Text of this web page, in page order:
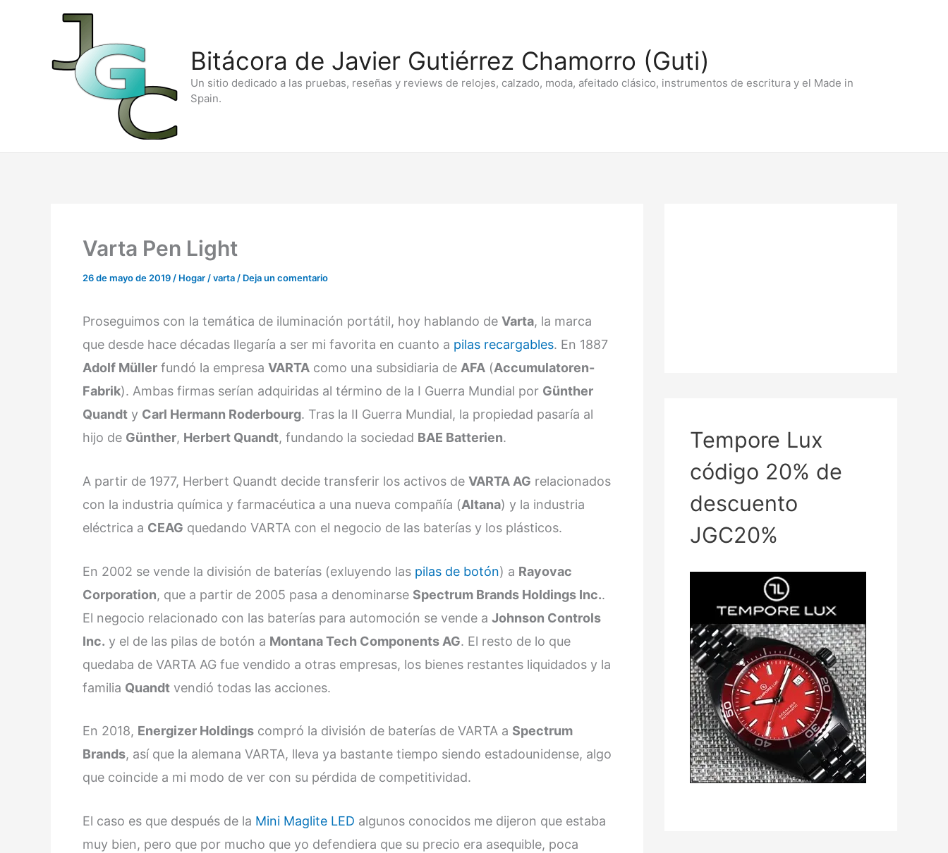
contenido
Bitácora de Javier Gutiérrez Chamorro (Guti)
Un sitio dedicado a las pruebas, reseñas y reviews de relojes, calzado, moda, afeitado clásico, instrumentos de escritura y el Made in
Spain.
Varta Pen Light
26 de mayo de 2019 / Hogar /varta / Deja un comentario
Proseguimos con la temática de iluminación portátil, hoy hablando de Varta, la marca
que desde hace décadas llegaría a ser mi favorita en cuanto a pilas recargables. En 1887
Adolf Müller fundó la empresa VARTA como una subsidiaria de AFA (Accumulatoren-
Fabrik). Ambas firmas serían adquiridas al término de la I Guerra Mundial por Günther
Quandt y Carl Hermann Roderbourg. Tras la II Guerra Mundial, la propiedad pasaría al
hijo de Günther, Herbert Quandt, fundando la sociedad BAE Batterien.
A partir de 1977, Herbert Quandt decide transferir los activos de VARTA AG relacionados
con la industria química y farmacéutica a una nueva compañía (Altana) y la industria
eléctrica a CEAG quedando VARTA con el negocio de las baterías y los plásticos.
En 2002 se vende la división de baterías (exluyendo las pilas de botón) a Rayovac
Corporation, que a partir de 2005 pasa a denominarse Spectrum Brands Holdings Inc..
El negocio relacionado con las baterías para automoción se vende a Johnson Controls
Inc. y el de las pilas de botón a Montana Tech Components AG. El resto de lo que
quedaba de VARTA AG fue vendido a otras empresas, los bienes restantes liquidados y la
familia Quandt vendió todas las acciones.
En 2018, Energizer Holdings compró la división de baterías de VARTA a Spectrum
Brands, así que la alemana VARTA, lleva ya bastante tiempo siendo estadounidense, algo
que coincide a mi modo de ver con su pérdida de competitividad.
El caso es que después de la Mini Maglite LED algunos conocidos me dijeron que estaba
muy bien, pero que por mucho que yo defendiera que su precio era asequible, poca
Tempore Lux
código 20% de
descuento
JGC20%